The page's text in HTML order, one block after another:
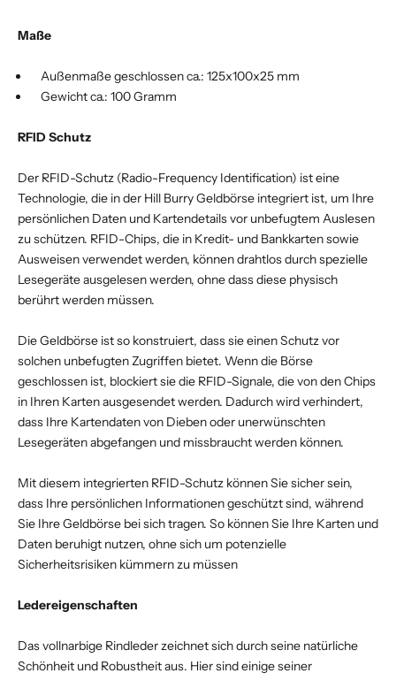
Maße
Außenmaße geschlossen ca.: 125x100x25 mm
Gewicht ca.: 100 Gramm
RFID Schutz
Der RFID-Schutz (Radio-Frequency Identification) ist eine
Technologie, die in der Hill Burry Geldbörse integriert ist, um Ihre
persönlichen Daten und Kartendetails vor unbefugtem Auslesen
zu schützen. RFID-Chips, die in Kredit- und Bankkarten sowie
Ausweisen verwendet werden, können drahtlos durch spezielle
Lesegeräte ausgelesen werden, ohne dass diese physisch
berührt werden müssen.
Die Geldbörse ist so konstruiert, dass sie einen Schutz vor
solchen unbefugten Zugriffen bietet. Wenn die Börse
geschlossen ist, blockiert sie die RFID-Signale, die von den Chips
in Ihren Karten ausgesendet werden. Dadurch wird verhindert,
dass Ihre Kartendaten von Dieben oder unerwünschten
Lesegeräten abgefangen und missbraucht werden können.
Mit diesem integrierten RFID-Schutz können Sie sicher sein,
dass Ihre persönlichen Informationen geschützt sind, während
Sie Ihre Geldbörse bei sich tragen. So können Sie Ihre Karten und
Daten beruhigt nutzen, ohne sich um potenzielle
Sicherheitsrisiken kümmern zu müssen
Ledereigenschaften
Das vollnarbige Rindleder zeichnet sich durch seine natürliche
Schönheit und Robustheit aus. Hier sind einige seiner